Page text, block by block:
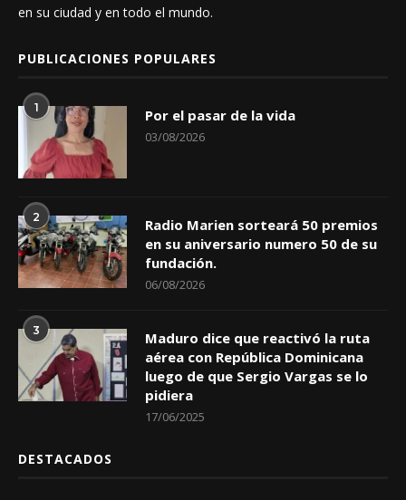
en su ciudad y en todo el mundo.
PUBLICACIONES POPULARES
1 Por el pasar de la vida
03/08/2026
2
Radio Marien sorteará 50 premios
en su aniversario numero 50 de su
fundación.
06/08/2026
3
Maduro dice que reactivó la ruta
aérea con República Dominicana
luego de que Sergio Vargas se lo
pidiera
17/06/2025
DESTACADOS